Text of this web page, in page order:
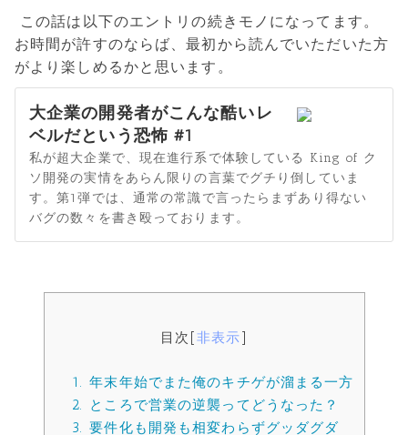
この話は以下のエントリの続きモノになってます。
お時間が許すのならば、最初から読んでいただいた方
がより楽しめるかと思います。
大企業の開発者がこんな酷いレ
ベルだという恐怖 #1
私が超大企業で、現在進行系で体験している King of ク
ソ開発の実情をあらん限りの言葉でグチり倒していま
す。第1弾では、通常の常識で言ったらまずあり得ない
バグの数々を書き殴っております。
目次 [非表示]
1. 年末年始でまた俺のキチゲが溜まる一方
2.
ところで営業の逆襲ってどうなった？
3. 要件化も開発も相変わらずグッダグダ